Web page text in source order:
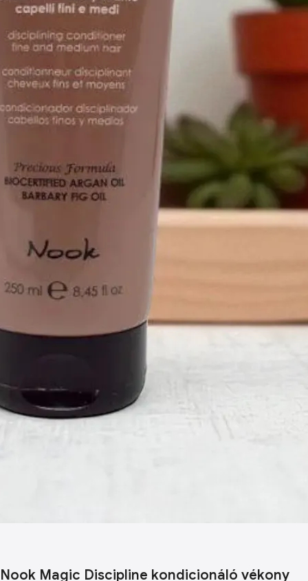
Nook Magic Discipline kondicionáló vékony